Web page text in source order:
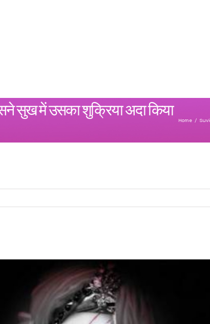
सुख में उसका शुक्रिया अदा किया
Home /